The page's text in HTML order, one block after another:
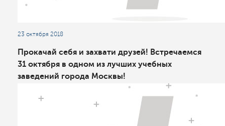
23 октября 2018
Прокачай себя и захвати друзей! Встречаемся
31 октября в одном из лучших учебных
заведений города Москвы!